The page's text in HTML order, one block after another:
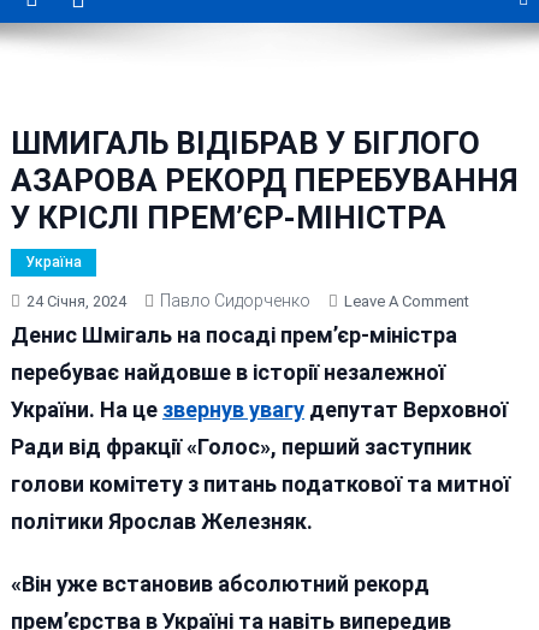
ШМИГАЛЬ ВІДІБРАВ У БІГЛОГО
АЗАРОВА РЕКОРД ПЕРЕБУВАННЯ
У КРІСЛІ ПРЕМ’ЄР-МІНІСТРА
Україна
24 Січня, 2024 Павло Сидорченко Leave A CommentOn
БІГЛОГО
АЗАРОВА
Денис Шмігаль на посаді прем’єр-міністра
перебуває найдовше в історії незалежної
України. На це звернув увагудепутат Верховної
Ради від фракції «Голос», перший заступник
голови комітету з питань податкової та митної
політики Ярослав Железняк.
«Він уже встановив абсолютний рекорд
прем’єрства в Україні та навіть випередив